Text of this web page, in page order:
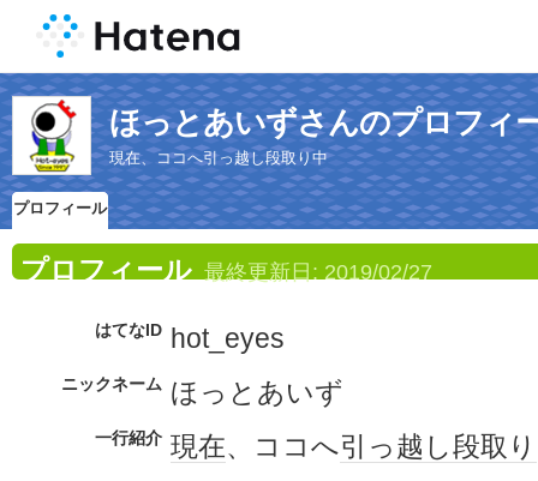
ほっとあいずさんのプロフィ
現在、ココへ引っ越し段取り中
プロフィール
プロフィール 最終更新日: 2019/02/27
はてなID hot_eyes
ニックネーム ほっとあいず
一行紹介 現在、ココへ引っ越し段取り